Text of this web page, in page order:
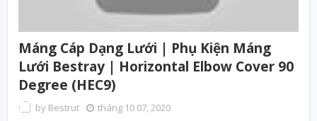
Máng Cáp Dạng Lưới | Phụ Kiện Máng
Lưới Bestray | Horizontal Elbow Cover 90
Degree (HEC9)
by Bestrut tháng 10 07, 2020